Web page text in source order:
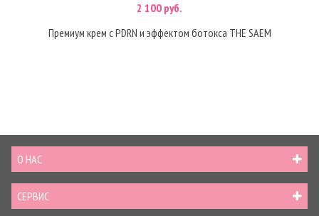
2 100 руб.
Премиум крем с PDRN и эффектом ботокса THE SAEM
О НАС
СЕРВИС